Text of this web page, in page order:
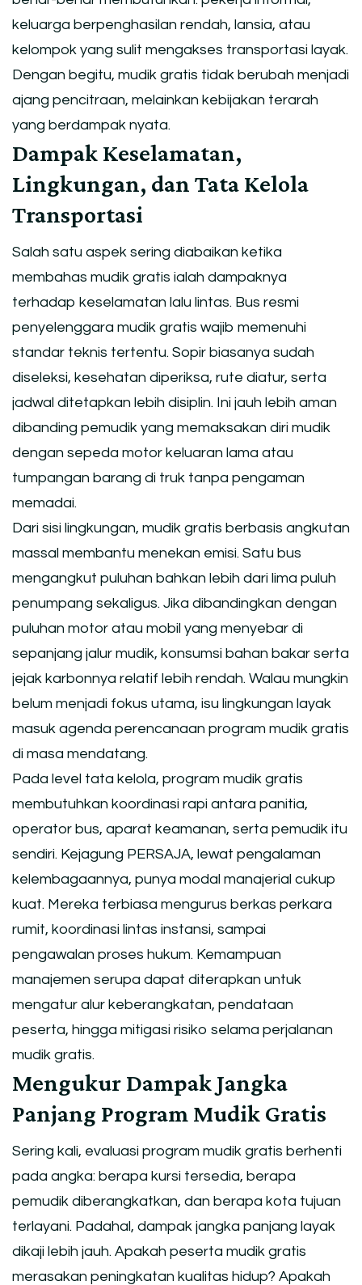
keluarga berpenghasilan rendah, lansia, atau
kelompok yang sulit mengakses transportasi layak.
Dengan begitu, mudik gratis tidak berubah menjadi
ajang pencitraan, melainkan kebijakan terarah
yang berdampak nyata.
Dampak Keselamatan,
Lingkungan, dan Tata Kelola
Transportasi
Salah satu aspek sering diabaikan ketika
membahas mudik gratis ialah dampaknya
terhadap keselamatan lalu lintas. Bus resmi
penyelenggara mudik gratis wajib memenuhi
standar teknis tertentu. Sopir biasanya sudah
diseleksi, kesehatan diperiksa, rute diatur, serta
jadwal ditetapkan lebih disiplin. Ini jauh lebih aman
dibanding pemudik yang memaksakan diri mudik
dengan sepeda motor keluaran lama atau
tumpangan barang di truk tanpa pengaman
memadai.
Dari sisi lingkungan, mudik gratis berbasis angkutan
massal membantu menekan emisi. Satu bus
mengangkut puluhan bahkan lebih dari lima puluh
penumpang sekaligus. Jika dibandingkan dengan
puluhan motor atau mobil yang menyebar di
sepanjang jalur mudik, konsumsi bahan bakar serta
jejak karbonnya relatif lebih rendah. Walau mungkin
belum menjadi fokus utama, isu lingkungan layak
masuk agenda perencanaan program mudik gratis
di masa mendatang.
Pada level tata kelola, program mudik gratis
membutuhkan koordinasi rapi antara panitia,
operator bus, aparat keamanan, serta pemudik itu
sendiri. Kejagung PERSAJA, lewat pengalaman
kelembagaannya, punya modal manajerial cukup
kuat. Mereka terbiasa mengurus berkas perkara
rumit, koordinasi lintas instansi, sampai
pengawalan proses hukum. Kemampuan
manajemen serupa dapat diterapkan untuk
mengatur alur keberangkatan, pendataan
peserta, hingga mitigasi risiko selama perjalanan
mudik gratis.
Mengukur Dampak Jangka
Panjang Program Mudik Gratis
Sering kali, evaluasi program mudik gratis berhenti
pada angka: berapa kursi tersedia, berapa
pemudik diberangkatkan, dan berapa kota tujuan
terlayani. Padahal, dampak jangka panjang layak
dikaji lebih jauh. Apakah peserta mudik gratis
merasakan peningkatan kualitas hidup? Apakah